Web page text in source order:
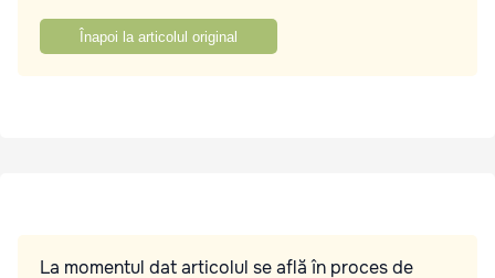
Înapoi la articolul original
La momentul dat articolul se află în proces de